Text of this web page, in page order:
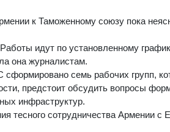
к Таможенному союзу пока
идут по установленному
она журналистам.
семь рабочих групп,
предстоит обсудить вопросы
инфраструктур.
тесного сотрудничества Армении с